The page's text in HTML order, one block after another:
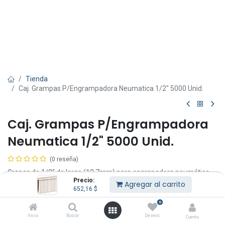
Precio:
652,16 $ Agregar al carrito
Inicio Buscar
0
Deseos Cuenta
Tienda
Caj. Grampas P/Engrampadora Neumatica 1/2" 5000 Unid.
Caj. Grampas P/Engrampadora
Neumatica 1/2" 5000 Unid.
(0 reseña)
Grapas de 1/2" de largo (12,7mm) para engrapadora neumática
652,16$ IVA Incluido